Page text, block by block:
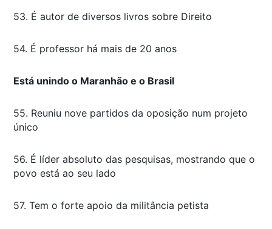
53. É autor de diversos livros sobre Direito
54. É professor há mais de 20 anos
Está unindo o Maranhão e o Brasil
55. Reuniu nove partidos da oposição num projeto
único
56. É líder absoluto das pesquisas, mostrando que o
povo está ao seu lado
57. Tem o forte apoio da militância petista